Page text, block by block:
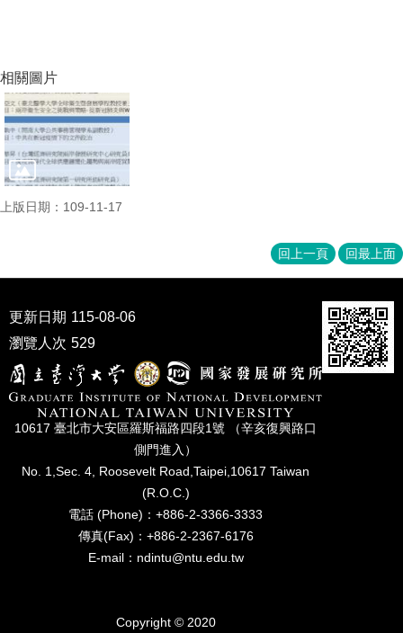
所
學
會
相關圖片
上版日期：109-11-17
回上一頁 回最上面
更新日期 115-08-06
瀏覽人次 529
10617 臺北市⼤安區羅斯福路四段1號 （辛亥復興路⼝
側⾨進入）
No. 1,Sec. 4, Roosevelt Road,Taipei,10617 Taiwan
(R.O.C.)
電話 (Phone)：+886-2-3366-3333
傳真(Fax)：+886-2-2367-6176
E-mail：ndintu@ntu.edu.tw
Copyright © 2020